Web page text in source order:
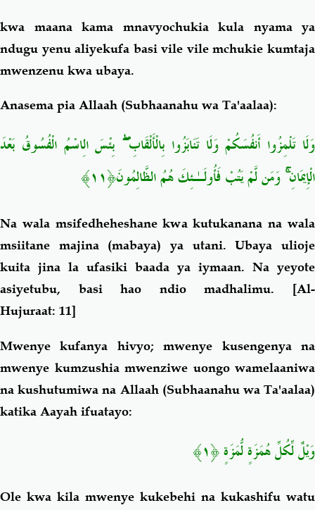
kwa maana kama mnavyochukia kula nyama ya
ndugu yenu aliyekufa basi vile vile mchukie kumtaja
mwenzenu kwa ubaya.
Anasema pia Allaah (Subhaanahu wa Ta'aalaa):
وَلَا تَلْمِزُوا أَنفُسَكُمْ وَلَا تَنَابَزُوا بِالْأَلْقَابِ بِئْسَ الِاسْمُ الْفُسُوقُ بَعْدَ
الْإِيمَانِ وَمَن لَّمْ يَتُبْ فَأُولَـٰئِكَ هُمُ الظَّالِمُونَ﴿١١﴾
Na wala msifedheheshane kwa kutukanana na wala
msiitane majina (mabaya) ya utani. Ubaya ulioje
kuita jina la ufasiki baada ya iymaan. Na yeyote
asiyetubu, basi hao ndio madhalimu. [Al-
Hujuraat: 11]
Mwenye kufanya hivyo; mwenye kusengenya na
mwenye kumzushia mwenziwe uongo wamelaaniwa
na kushutumiwa na Allaah (Subhaanahu wa Ta'aalaa)
katika Aayah ifuatayo:
وَيْلٌ لِّكُلِّ هُمَزَةٍ لُّمَزَةٍ ﴿١﴾
Ole kwa kila mwenye kukebehi na kukashifu watu